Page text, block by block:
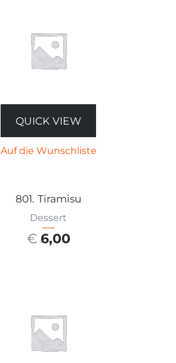
QUICK VIEW
Auf die Wunschliste
801. Tiramisu
Dessert
€ 6,00